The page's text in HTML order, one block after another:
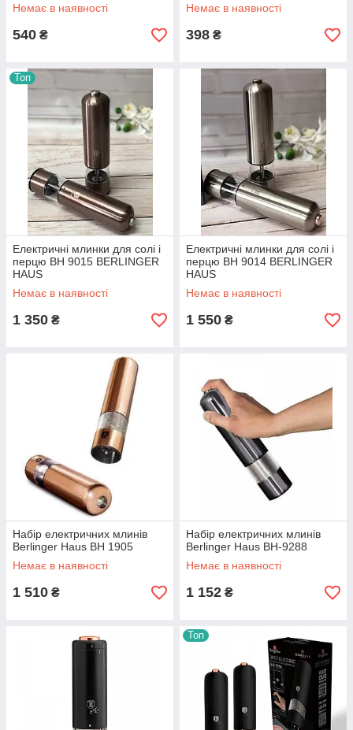
Немає в наявності
540 ₴
Немає в наявності
398 ₴
Топ
Електричні млинки для солі і
перцю BH 9015 BERLINGER
HAUS
Немає в наявності
1 350 ₴
Електричні млинки для солі і
перцю BH 9014 BERLINGER
HAUS
Немає в наявності
1 550 ₴
Набір електричних млинів
Berlinger Haus BH 1905
Немає в наявності
1 510 ₴
Набір електричних млинів
Berlinger Haus BH-9288
Немає в наявності
1 152 ₴
Топ